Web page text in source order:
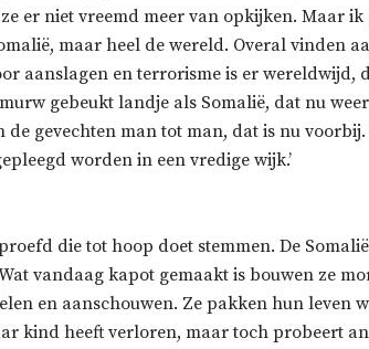
er niet vreemd meer van opkijken. Maar
maar heel de wereld. Overal vinden
aanslagen en terrorisme is er wereldwijd,
gebeukt landje als Somalië, dat nu
gevechten man tot man, dat is nu
worden in een vredige wijk.’
die tot hoop doet stemmen. De
vandaag kapot gemaakt is bouwen ze
en aanschouwen. Ze pakken hun leven
kind heeft verloren, maar toch probeert